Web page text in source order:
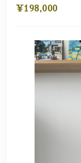
¥198,000